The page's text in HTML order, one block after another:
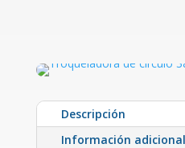
Descripción
Información adicional